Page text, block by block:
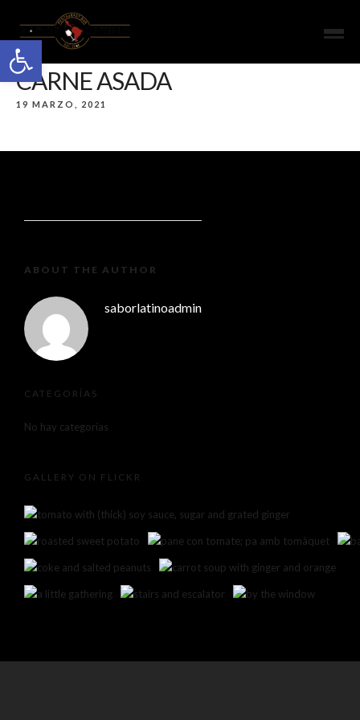
Open toolbar
CARNE ASADA
19 MARZO, 2021
ABOUT THE AUTHOR
saborlatinoadmin
CATEGORÍAS
No hay categorías
GALLERY ON FLICKR